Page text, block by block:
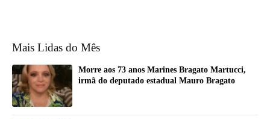
Mais Lidas do Mês
Morre aos 73 anos Marines Bragato Martucci,
irmã do deputado estadual Mauro Bragato